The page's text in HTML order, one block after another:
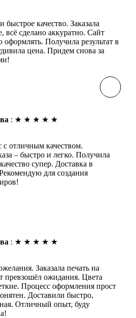
качество. Заказала
всё сделано аккуратно. Сайт
оформлять. Получила результат в
цена. Придем снова за
: ★ ★ ★ ★ ★
отличным качеством.
– быстро и легко. Получила
супер. Доставка в
для создания
: ★ ★ ★ ★ ★
Заказала печать на
превзошёл ожидания. Цвета
Процесс оформления прост
Доставили быстро,
Отличный опыт, буду